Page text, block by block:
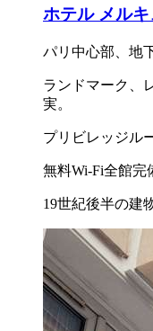
ホテル メル
パリ中心部、地
ランドマーク、
実。
プリビレッジル
無料Wi-Fi全館完
19世紀後半の建